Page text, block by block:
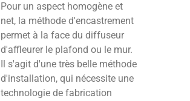
Pour un aspect homogène et
net, la méthode d'encastrement
permet à la face du diffuseur
d'affleurer le plafond ou le mur.
Il s'agit d'une très belle méthode
d'installation, qui nécessite une
technologie de fabrication